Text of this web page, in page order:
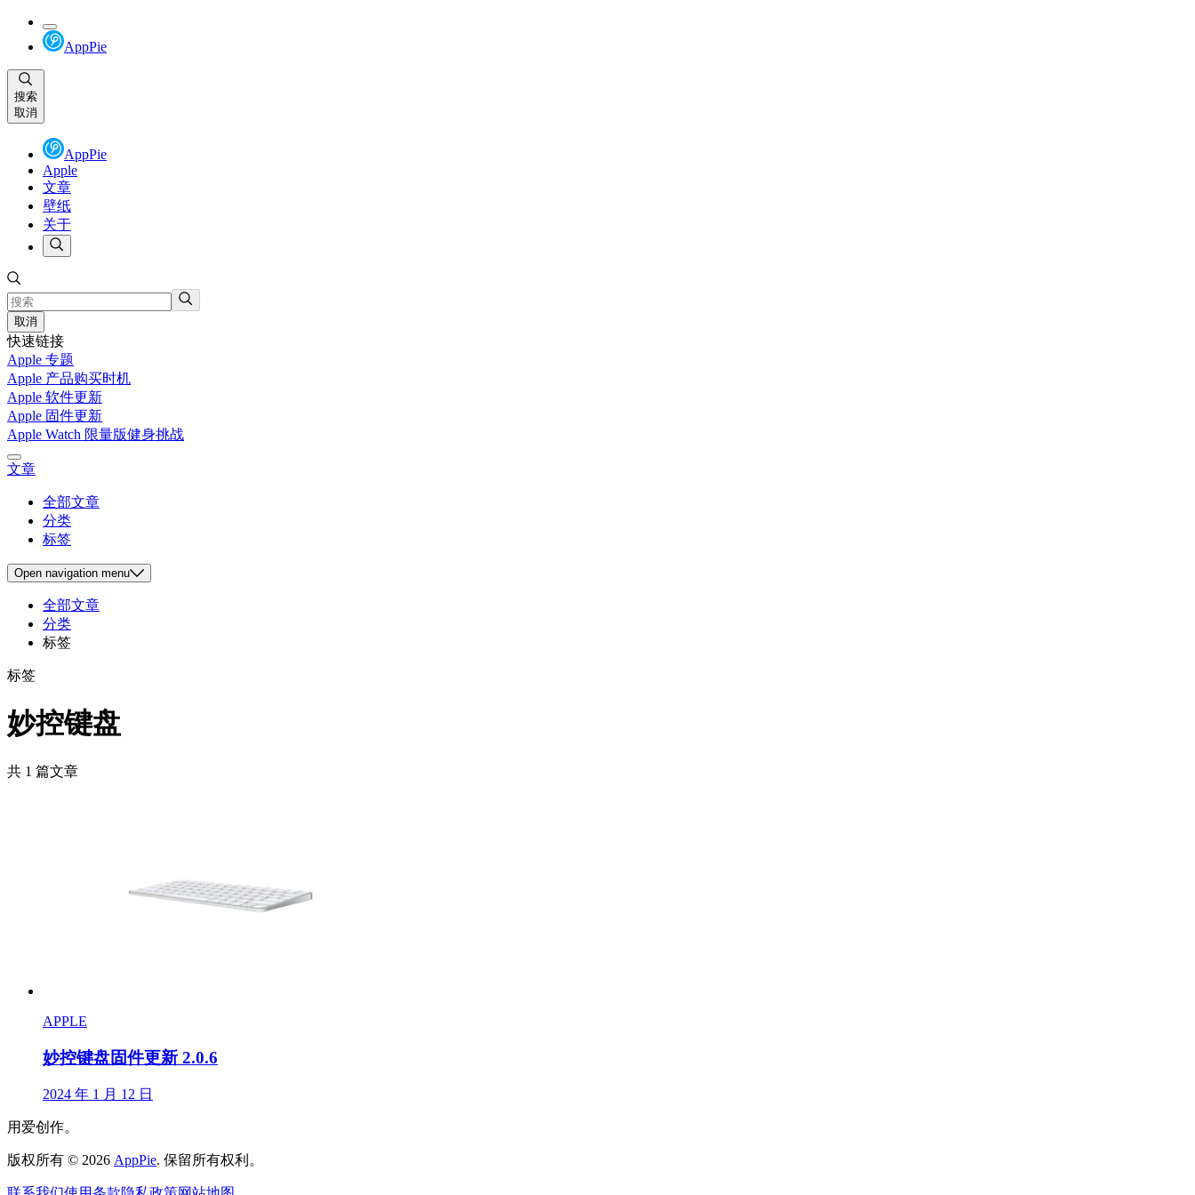
AppPie
搜索
取消
AppPie
Apple
文章
壁纸
关于
取消
快速链接
Apple 专题
Apple 产品购买时机
Apple 软件更新
Apple 固件更新
Apple Watch 限量版健身挑战
文章
全部文章
分类
标签
Open navigation menu
全部文章
分类
标签
标签
妙控键盘
共 1 篇文章
APPLE
妙控键盘固件更新 2.0.6
2024 年 1 月 12 日
用爱创作。
版权所有 © 2026 AppPie. 保留所有权利。